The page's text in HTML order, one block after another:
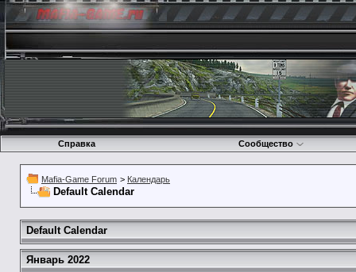
Справка Сообщество
Mafia-Game Forum > Календарь
Default Calendar
Default Calendar
Январь 2022